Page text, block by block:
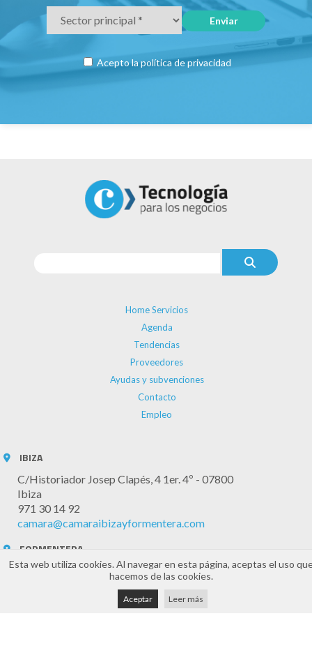
Acepto lapolítica de privacidad
Home Servicios
Agenda
Tendencias
Proveedores
Ayudas y subvenciones
Contacto
Empleo
IBIZA
C/Historiador Josep Clapés, 4 1er. 4º - 07800
Ibiza
971 30 14 92
camara@camaraibizayformentera.com
FORMENTERA
Edifici Aurora, 6 - 07860
Esta web utiliza cookies. Al navegar en esta página, aceptas el uso
hacemos de las cookies.
Aceptar Leer más